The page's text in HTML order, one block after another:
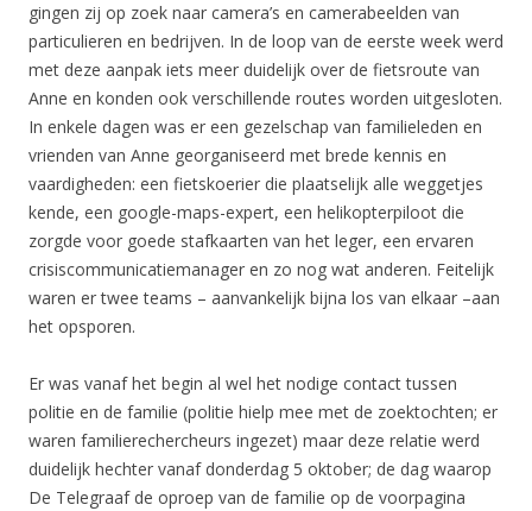
gingen zij op zoek naar camera’s en camerabeelden van
particulieren en bedrijven. In de loop van de eerste week werd
met deze aanpak iets meer duidelijk over de fietsroute van
Anne en konden ook verschillende routes worden uitgesloten.
In enkele dagen was er een gezelschap van familieleden en
vrienden van Anne georganiseerd met brede kennis en
vaardigheden: een fietskoerier die plaatselijk alle weggetjes
kende, een google-maps-expert, een helikopterpiloot die
zorgde voor goede stafkaarten van het leger, een ervaren
crisiscommunicatiemanager en zo nog wat anderen. Feitelijk
waren er twee teams – aanvankelijk bijna los van elkaar –aan
het opsporen.
Er was vanaf het begin al wel het nodige contact tussen
politie en de familie (politie hielp mee met de zoektochten; er
waren familierechercheurs ingezet) maar deze relatie werd
duidelijk hechter vanaf donderdag 5 oktober; de dag waarop
De Telegraaf de oproep van de familie op de voorpagina